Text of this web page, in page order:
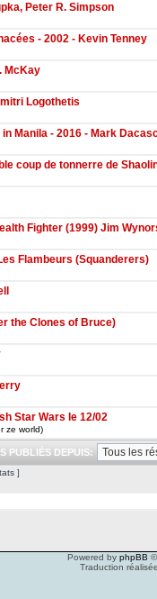
Peter R. Simpson
- 2002 - Kevin Tenney
McKay
Logothetis
Manila - 2016 - Mark
coup de tonnerre de
Fighter (1999) Jim
Flambeurs (Squanderers)
the Clones of Bruce)
Star Wars le 12/02
ze world)
PUBLIÉS DEPUIS:
]
Powered by phpBB
Traduction